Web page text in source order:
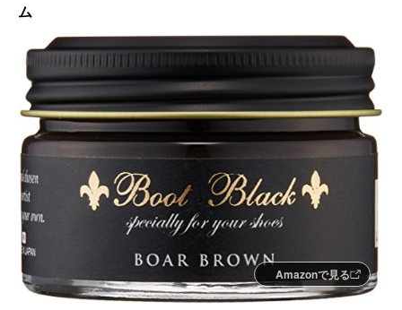
ム
Amazonで見る